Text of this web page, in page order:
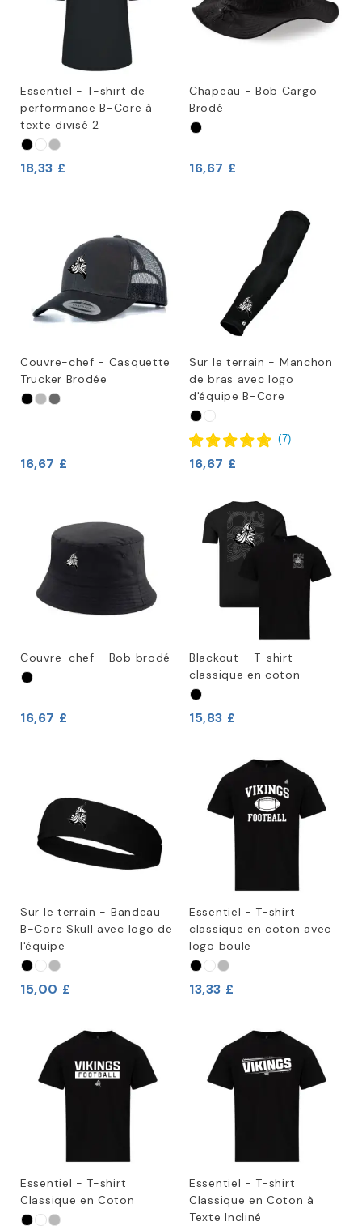
Essentiel - T-shirt de
performance B-Core à
texte divisé 2
18,33 £
Chapeau - Bob Cargo
Brodé
16,67 £
Couvre-chef - Casquette
Trucker Brodée
16,67 £
Sur le terrain - Manchon
de bras avec logo
d'équipe B-Core
(7)
16,67 £
Couvre-chef - Bob brodé
16,67 £
Blackout - T-shirt
classique en coton
15,83 £
Sur le terrain - Bandeau
B-Core Skull avec logo de
l'équipe
15,00 £
Essentiel - T-shirt
classique en coton avec
logo boule
13,33 £
Essentiel - T-shirt
Classique en Coton
Essentiel - T-shirt
Classique en Coton à
Texte Incliné